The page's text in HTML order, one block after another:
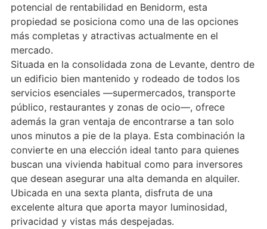
potencial de rentabilidad en Benidorm, esta
propiedad se posiciona como una de las opciones
más completas y atractivas actualmente en el
mercado.
Situada en la consolidada zona de Levante, dentro de
un edificio bien mantenido y rodeado de todos los
servicios esenciales —supermercados, transporte
público, restaurantes y zonas de ocio—, ofrece
además la gran ventaja de encontrarse a tan solo
unos minutos a pie de la playa. Esta combinación la
convierte en una elección ideal tanto para quienes
buscan una vivienda habitual como para inversores
que desean asegurar una alta demanda en alquiler.
Ubicada en una sexta planta, disfruta de una
excelente altura que aporta mayor luminosidad,
privacidad y vistas más despejadas.